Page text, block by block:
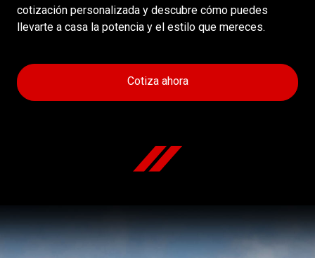
cotización personalizada y descubre cómo puedes
llevarte a casa la potencia y el estilo que mereces.
Cotiza ahora